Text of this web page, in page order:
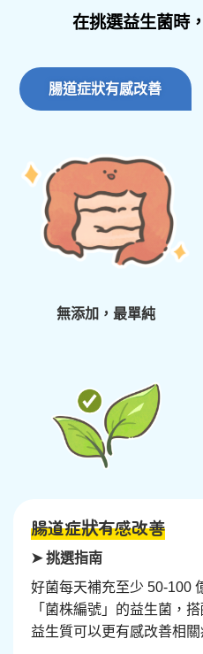
在挑選益生菌時
腸道症狀有感改善
無添加，最單純
腸道症狀有感改善
➤ 挑選指南
好菌每天補充至少 50-100
「菌株編號」的益生菌，
益生質可以更有感改善相關